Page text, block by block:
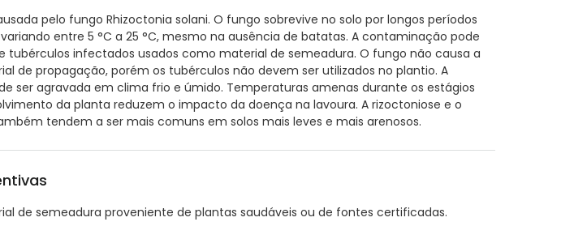
pelo fungo Rhizoctonia solani. O fungo sobrevive no solo por longos períodos
entre 5 °C a 25 °C, mesmo na ausência de batatas. A contaminação pode
tubérculos infectados usados como material de semeadura. O fungo não causa a
de propagação, porém os tubérculos não devem ser utilizados no plantio. A
ser agravada em clima frio e úmido. Temperaturas amenas durante os estágios
da planta reduzem o impacto da doença na lavoura. A rizoctoniose e o
tendem a ser mais comuns em solos mais leves e mais arenosos.
de semeadura proveniente de plantas saudáveis ou de fontes certificadas.